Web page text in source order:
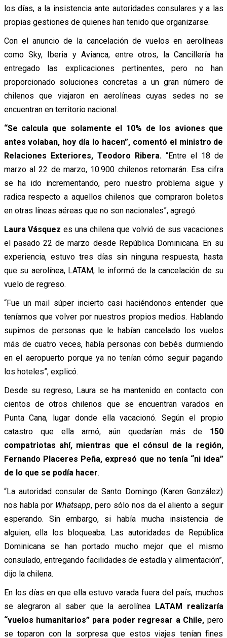
los días, a la insistencia ante autoridades consulares y a las
propias gestiones de quienes han tenido que organizarse.
Con el anuncio de la cancelación de vuelos en aerolíneas
como Sky, Iberia y Avianca, entre otros, la Cancillería ha
entregado las explicaciones pertinentes, pero no han
proporcionado soluciones concretas a un gran número de
chilenos que viajaron en aerolíneas cuyas sedes no se
encuentran en territorio nacional.
“Se calcula que solamente el 10% de los aviones que
antes volaban, hoy día lo hacen”, comentó el ministro de
Relaciones Exteriores, Teodoro Ribera. “Entre el 18 de
marzo al 22 de marzo, 10.900 chilenos retornarán. Esa cifra
se ha ido incrementando, pero nuestro problema sigue y
radica respecto a aquellos chilenos que compraron boletos
en otras líneas aéreas que no son nacionales”, agregó.
Laura Vásquez es una chilena que volvió de sus vacaciones
el pasado 22 de marzo desde República Dominicana. En su
experiencia, estuvo tres días sin ninguna respuesta, hasta
que su aerolínea, LATAM, le informó de la cancelación de su
vuelo de regreso.
“Fue un mail súper incierto casi haciéndonos entender que
teníamos que volver por nuestros propios medios. Hablando
supimos de personas que le habían cancelado los vuelos
más de cuatro veces, había personas con bebés durmiendo
en el aeropuerto porque ya no tenían cómo seguir pagando
los hoteles”, explicó.
Desde su regreso, Laura se ha mantenido en contacto con
cientos de otros chilenos que se encuentran varados en
Punta Cana, lugar donde ella vacacionó. Según el propio
catastro que ella armó, aún quedarían más de 150
compatriotas ahí, mientras que el cónsul de la región,
Fernando Placeres Peña, expresó que no tenía “ni idea”
de lo que se podía hacer.
“La autoridad consular de Santo Domingo (Karen González)
nos habla por Whatsapp, pero sólo nos da el aliento a seguir
esperando. Sin embargo, si había mucha insistencia de
alguien, ella los bloqueaba. Las autoridades de República
Dominicana se han portado mucho mejor que el mismo
consulado, entregando facilidades de estadía y alimentación”,
dijo la chilena.
En los días en que ella estuvo varada fuera del país, muchos
se alegraron al saber que la aerolínea LATAM realizaría
“vuelos humanitarios” para poder regresar a Chile, pero
se toparon con la sorpresa que estos viajes tenían fines